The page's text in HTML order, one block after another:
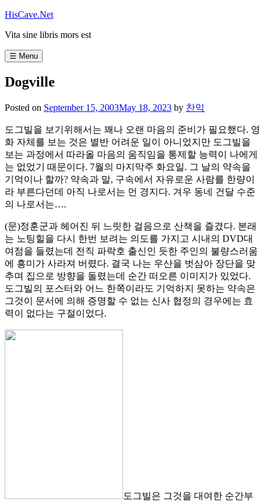
Skip
content
HisCave.Net
Vita sine libris mors est
☰ Menu
Dogville
Posted on September 15, 2003May 18, 2023 by 찬익
도그빌을 보기위해서는 꽤나 오랜 마음의 준비가 필요했다. 영
화 자체를 보는 것은 별반 어려운 일이 아니었지만 도그빌을
보는 과정에서 따라올 마음의 움직임을 통제할 능력이 나에게
는 없었기 때문이다. 7월의 마지막주 화요일. 그 날의 약속을
기억이나 할까? 약속과 말, 구속에서 자유로운 사람를 한량이
라 부른다던데 아직 나로서는 먼 경지다. 겨우 동네 건달 수준
의 나로서는….
(문)정훈군과 헤어진 뒤 느릿한 걸음으로 산책을 즐겼다. 본래
는 노팅힐을 다시 한번 보려는 의도를 가지고 시내의 DVD대
여점을 들렸는데 전직 파락호 출신인 듯한 주인의 불량스러움
에 흥미가 사라져 버렸다. 결국 나는 우산을 벗삼아 장단을 맞
추며 집으로 방향을 돌렸는데 순간 떠오른 이미지가 있었다.
도그빌의 포스터와 어느 한쪽이라도 기억하지 못하는 약속은
그것이 문서에 의해 증명할 수 없는 신사 협정의 경우에는 효
력이 없다는 구절이었다.
도그빌은 그것을 대여한 순간부